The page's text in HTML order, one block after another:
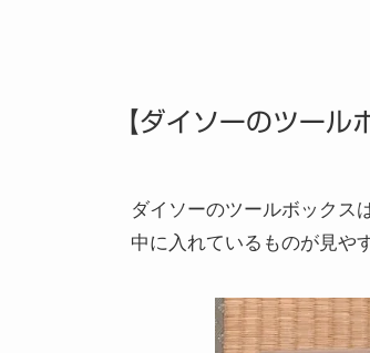
【ダイソーのツー
ダイソーのツールボックスは
中に入れているものが見や